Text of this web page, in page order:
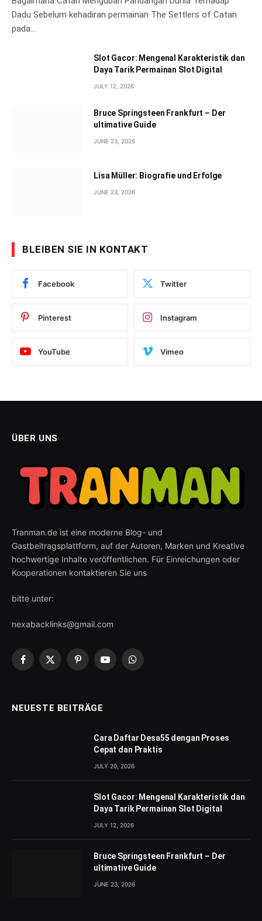
Dadu Sebelum kehadiran permainan The Settlers of Catan
pada…
Slot Gacor: Mengenal Karakteristik dan
Daya Tarik Permainan Slot Digital
JULY 12, 2026
Bruce Springsteen Frankfurt – Der
ultimative Guide
JUNE 23, 2026
Lisa Müller: Biografie und Erfolge
JUNE 23, 2026
BLEIBEN SIE IN KONTAKT
Facebook Twitter
Pinterest Instagram
YouTube Vimeo
ÜBER UNS
Tranman.de ist eine moderne Blog- und
Gastbeitragsplattform, auf der Autoren, Marken und Kreative
hochwertige Inhalte veröffentlichen. Für Einreichungen oder
Kooperationen kontaktieren Sie uns
bitte unter:
nexabacklinks@gmail.com
Facebook
X
PinterestYouTubeWhatsApp
NEUESTE BEITRÄGE
Cara Daftar Desa55 dengan Proses
Cepat dan Praktis
JULY 20, 2026
Slot Gacor: Mengenal Karakteristik dan
Daya Tarik Permainan Slot Digital
JULY 12, 2026
Bruce Springsteen Frankfurt – Der
ultimative Guide
JUNE 23, 2026